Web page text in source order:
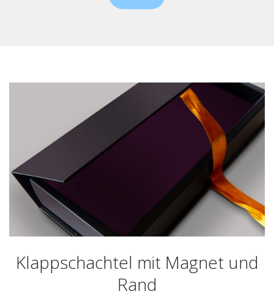
Klappschachtel mit Magnet und
Rand